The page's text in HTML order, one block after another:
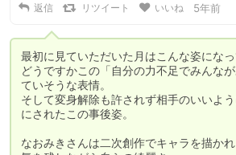
返信 リツイート いいね 5年前
最初に見ていただいた月はこんな姿になっ
どうですかこの「自分の力不足でみんな
ていそうな表情。
そして変身解除も許されず相手のいいよ
にされたこの事後姿。
なおみきさんは二次創作でキャラを描か